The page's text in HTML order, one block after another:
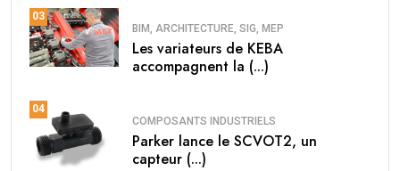
03
BIM, ARCHITECTURE, SIG, MEP
Les variateurs de KEBA
accompagnent la (...)
04
COMPOSANTS INDUSTRIELS
Parker lance le SCVOT2, un
capteur (...)